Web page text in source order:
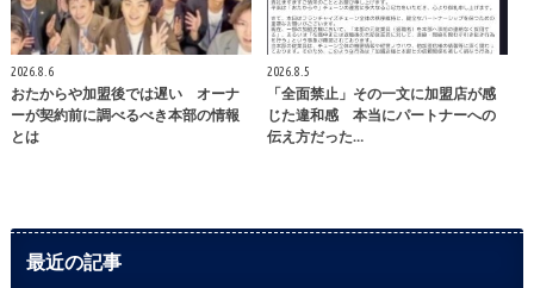
2026.8.6
おたからや加盟後では遅い オーナ
ーが契約前に調べるべき本部の情報
とは
2026.8.5
「全面禁止」その一文に加盟店が感
じた違和感 本当にパートナーへの
伝え方だった…
最近の記事